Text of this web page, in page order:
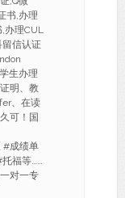
书,办理
办理CUL
留信认证
生办理
明、教
、在读
可！国
#成绩单
福等……
对一专